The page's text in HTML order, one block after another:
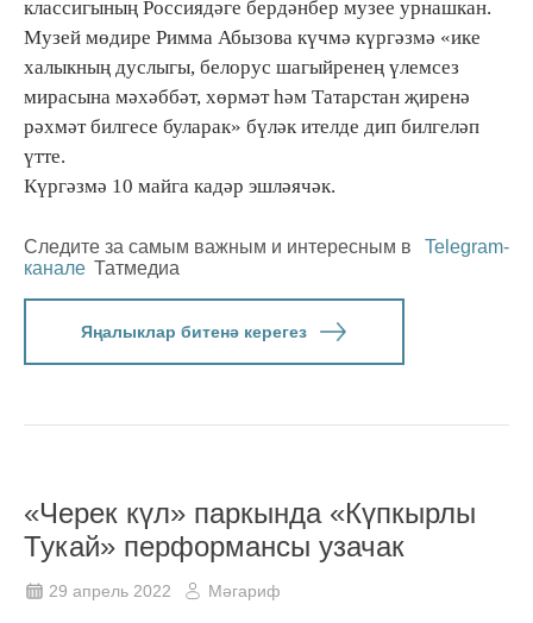
классигының Россиядәге бердәнбер музее урнашкан.
Музей мөдире Римма Абызова күчмә күргәзмә «ике
халыкның дуслыгы, белорус шагыйренең үлемсез
мирасына мәхәббәт, хөрмәт һәм Татарстан җиренә
рәхмәт билгесе буларак» бүләк ителде дип билгеләп
үтте.
Күргәзмә 10 майга кадәр эшләячәк.
Следите за самым важным и интересным в
Telegram-
канале Татмедиа
Яңалыклар битенә керегез
«Черек күл» паркында «Күпкырлы
Тукай» перформансы узачак
29 апрель 2022 Мәгариф